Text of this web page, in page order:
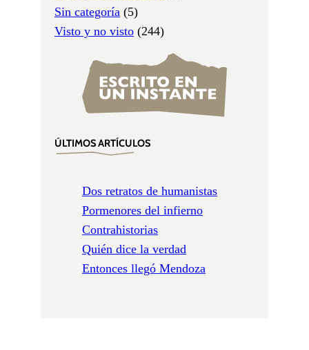
Sin categoría (5)
Visto y no visto (244)
ÚLTIMOS ARTÍCULOS
Dos retratos de humanistas
Pormenores del infierno
Contrahistorias
Quién dice la verdad
Entonces llegó Mendoza